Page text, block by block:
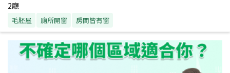
2廳
毛胚屋 廁所開窗 房間皆有窗